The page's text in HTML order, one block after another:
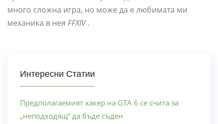
много сложна игра, но може да е любимата ми
механика в нея FFXIV.
Интересни Статии
Предполагаемият хакер на GTA 6 се счита за
„неподходящ“ да бъде съден